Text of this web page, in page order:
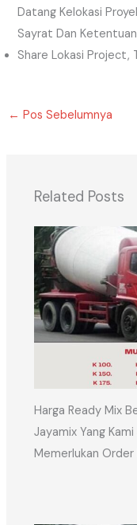
Datang Kelokasi
Sayrat Dan
Share Lokasi Project,
← Pos Sebelumnya
Related Posts
Harga Ready Mix
Jayamix Yang
Memerlukan Order